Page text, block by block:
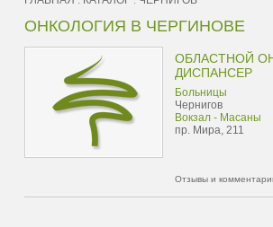
ОНКОЛОГИЯ В ЧЕРГИНОВЕ
ОБЛАСТНОЙ
ДИСПАНСЕР
Больницы
Чернигов
Вокзал - Масаны
пр. Мира, 211
Отзывы и